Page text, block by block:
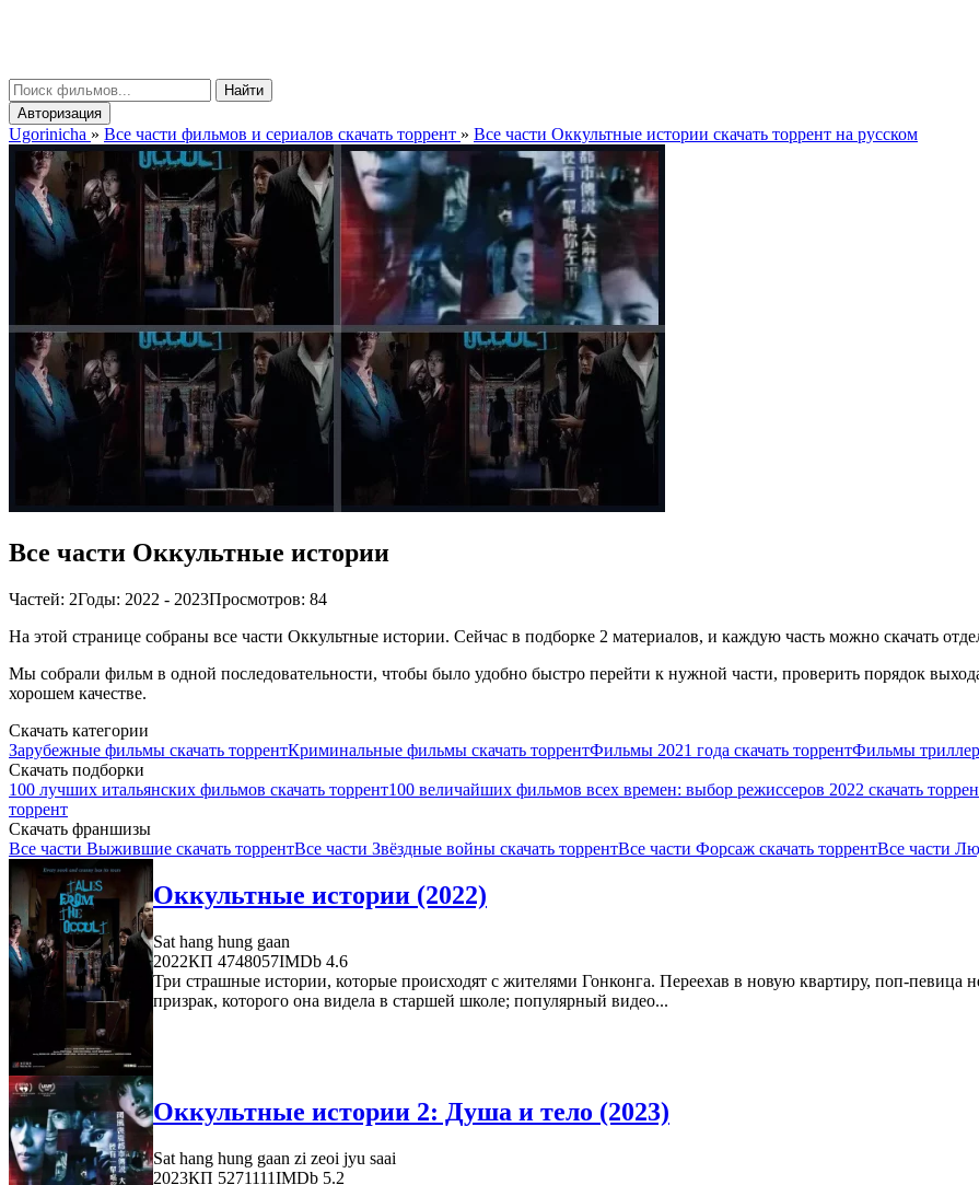
Найти
Авторизация
Ugorinicha » Все части фильмов и сериалов скачать торрент » Все части Оккультные истории скачать торрент на русском
Все части Оккультные истории
Частей: 2Годы: 2022 - 2023Просмотров: 84
На этой странице собраны все части Оккультные истории. Сейчас в подборке 2 материалов, и каждую часть можно скачать
Мы собрали фильм в одной последовательности, чтобы было удобно быстро перейти к нужной части, проверить порядок
хорошем качестве.
Скачать категории
Зарубежные фильмы скачать торрентКриминальные фильмы скачать торрентФильмы 2021 года скачать торрентФильмы
Скачать подборки
100 лучших итальянских фильмов скачать торрент100 величайших фильмов всех времен: выбор режиссеров 2022 скачать
торрент
Скачать франшизы
Все части Выжившие скачать торрентВсе части Звёздные войны скачать торрентВсе части Форсаж скачать торрентВсе части
Оккультные истории (2022)
Sat hang hung gaan
2022КП 4748057IMDb 4.6
Три страшные истории, которые происходят с жителями Гонконга. Переехав в новую квартиру, поп-певица
призрак, которого она видела в старшей школе; популярный видео...
Оккультные истории 2: Душа и тело (2023)
Sat hang hung gaan zi zeoi jyu saai
2023КП 5271111IMDb 5.2